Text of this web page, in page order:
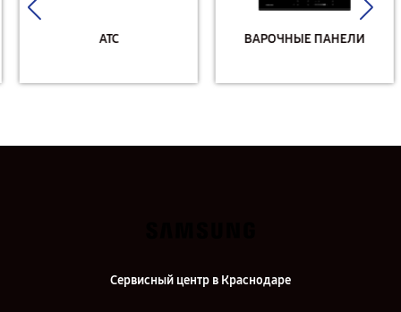
АТС ВАРОЧНЫЕ ПАНЕЛИ
Сервисный центр в Краснодаре